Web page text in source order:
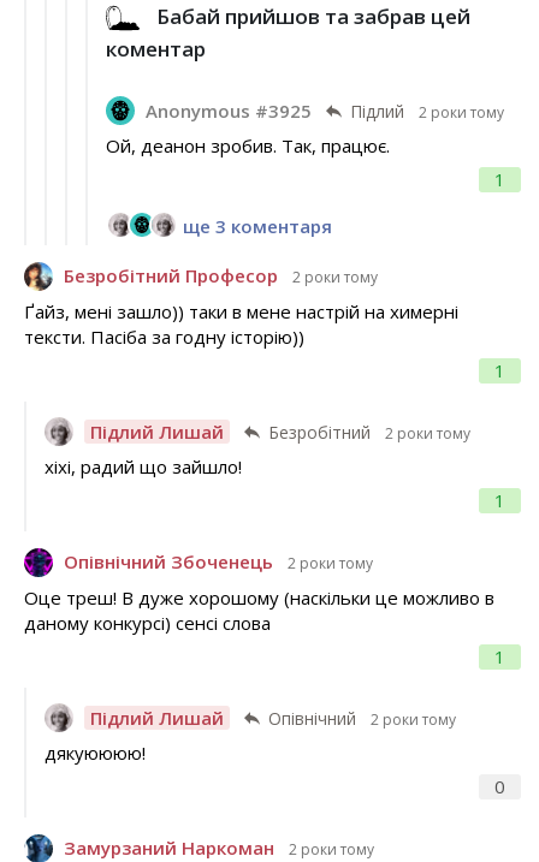
Бабай прийшов та забрав цей
коментар
Anonymous #3925 Підлий 2 роки тому
1
Ой, деанон зробив. Так, працює.
ще 3 коментаря
Безробітний Професор 2 роки тому
1
Ґайз, мені зашло)) таки в мене настрій на химерні
тексти. Пасіба за годну історію))
Підлий Лишай Безробітний 2 роки тому
1
хіхі, радий що зайшло!
Опівнічний Збоченець 2 роки тому
1
Оце треш! В дуже хорошому (наскільки це можливо в
даному конкурсі) сенсі слова
Підлий Лишай Опівнічний 2 роки тому
0
дякуюююю!
Замурзаний Наркоман 2 роки тому